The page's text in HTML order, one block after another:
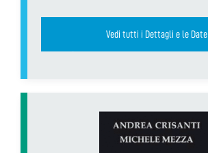
Vedi tutti i Dettagli e le Date